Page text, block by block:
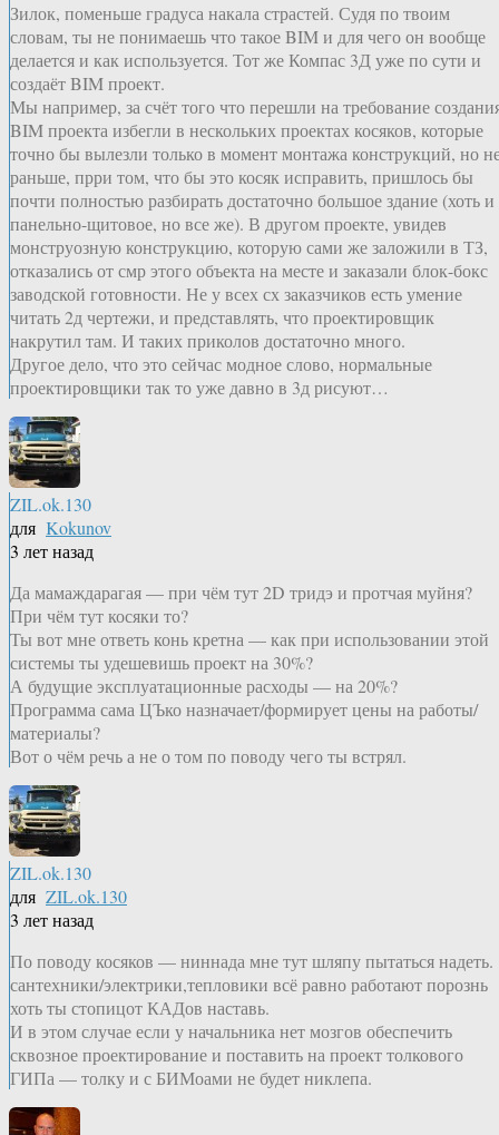
Зилок, поменьше градуса накала страстей. Судя по твоим
словам, ты не понимаешь что такое BIM и для чего он вообще
делается и как используется. Тот же Компас 3Д уже по сути и
создаёт BIM проект.
Мы например, за счёт того что перешли на требование
BIM проекта избегли в нескольких проектах косяков, которые
точно бы вылезли только в момент монтажа конструкций, но
раньше, прри том, что бы это косяк исправить, пришлось бы
почти полностью разбирать достаточно большое здание (хоть и
панельно-щитовое, но все же). В другом проекте, увидев
монструозную конструкцию, которую сами же заложили в ТЗ,
отказались от смр этого объекта на месте и заказали блок-бокс
заводской готовности. Не у всех сх заказчиков есть умение
читать 2д чертежи, и представлять, что проектировщик
накрутил там. И таких приколов достаточно много.
Другое дело, что это сейчас модное слово, нормальные
проектировщики так то уже давно в 3д рисуют…
ZIL.ok.130
для Kokunov
3 лет назад
Да мамаждарагая — при чём тут 2D тридэ и протчая муйня?
При чём тут косяки то?
Ты вот мне ответь конь кретна — как при использовании этой
системы ты удешевишь проект на 30%?
А будущие эксплуатационные расходы — на 20%?
Программа сама ЦЪко назначает/формирует цены на работы/
материалы?
Вот о чём речь а не о том по поводу чего ты встрял.
ZIL.ok.130
для ZIL.ok.130
3 лет назад
По поводу косяков — ниннада мне тут шляпу пытаться надеть.
сантехники/электрики,тепловики всё равно работают порознь
хоть ты стопицот КАДов наставь.
И в этом случае если у начальника нет мозгов обеспечить
сквозное проектирование и поставить на проект толкового
ГИПа — толку и с БИМоами не будет никлепа.